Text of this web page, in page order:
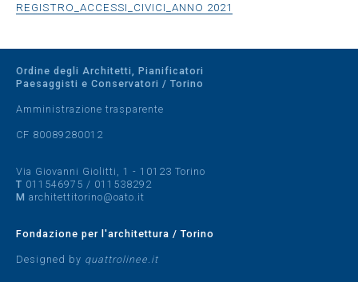
REGISTRO_ACCESSI_CIVICI_ANNO 2021
Ordine degli Architetti, Pianificatori
Paesaggisti e Conservatori / Torino
Amministrazione trasparente
CF 80089280012
Via Giovanni Giolitti, 1 - 10123 Torino
T 011546975 / 011538292
M architettitorino@oato.it
Fondazione per l'architettura / Torino
Designed by quattrolinee.it